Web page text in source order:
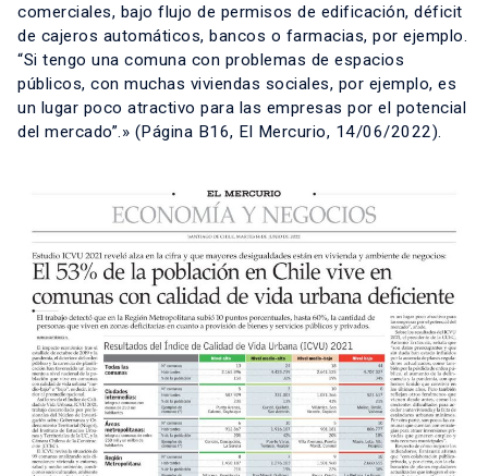
comerciales, bajo flujo de permisos de edificación, déficit
de cajeros automáticos, bancos o farmacias, por ejemplo.
“Si tengo una comuna con problemas de espacios
públicos, con muchas viviendas sociales, por ejemplo, es
un lugar poco atractivo para las empresas por el potencial
del mercado”.» (Página B16, El Mercurio, 14/06/2022).